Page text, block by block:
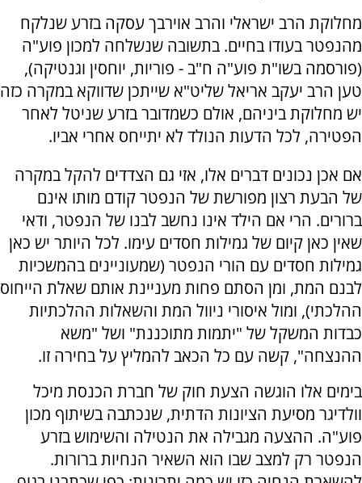
מחלוקת הרב ישראלי והרב אוירבך עסקה בזרע שנלקח
מהנפטר בעודו בחיים. בתשובה שנשלחה למכון פוע"ה
(פורסמה בשו"ת פוע"ה ח"ב - פוריות, יוחסין וגנטיקה),
טען הרב יעקב אריאל שליט"א שייתכן שדווקא במקרה כזה
יש מחלוקת ביניהם, אולם כשמדובר בזרע שניטל לאחר
הפטירה, לכל הדעות הנולד לא יתייחס אחרי אביו.
אם אכן נכונים דברים אלו, אזי גם הצדדים להקל במקרה
של הבעת רצון מפורשת של הנפטר קודם מותו אינם
ברורים. הרי אם הילד אינו נחשב לבנו של הנפטר, ודאי
שאין כאן קיום של גמילות חסדים עימו. לכל היותר יש כאן
גמילות חסדים עם הורי הנפטר (שמעוניינים בהמשכיות
לבנם המת, ומן הסתם פחות מעניינת אותם שאלת הייחוס
ההלכתי), ומול איסורי ניוול המת והשאלות ההלכתיות
כבדות המשקל של "יתמות מתוכננת" ושל "משא
ההנצחה", קשה עם כל הכאב להמליץ על בחירה זו.
בימים אלו הוגשה הצעת חוק של חברת הכנסת מיכל
וולדיגר מסיעת הציונות הדתית, שנכתבה בשיתוף מכון
פוע"ה. ההצעה מגבילה את הנטילה והשימוש בזרע
הנפטר רק למצב שבו הוא השאיר הנחיות ברורות.